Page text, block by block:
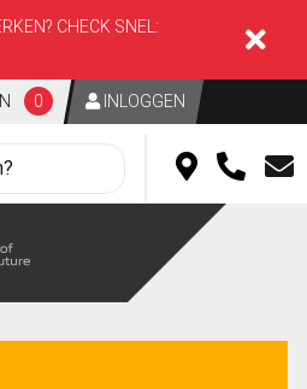
CHECK SNEL:
0 INLOGGEN